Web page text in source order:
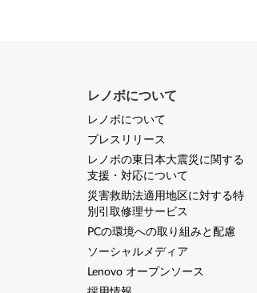
レノボについて
レノボについて
プレスリリース
レノボの東日本大震災に関する
支援・対応について
災害救助法適用地区に対する特
別引取修理サービス
PCの環境への取り組みと配慮
ソーシャルメディア
Lenovo オープンソース